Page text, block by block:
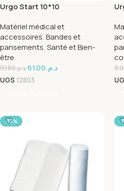
Urgo Start 10*10
Matériel médical et
accessoires, Bandes et
pansements, Santé et Bien-
être
د.م.91.50 د.م.61.00
UGS 12803
-33% -